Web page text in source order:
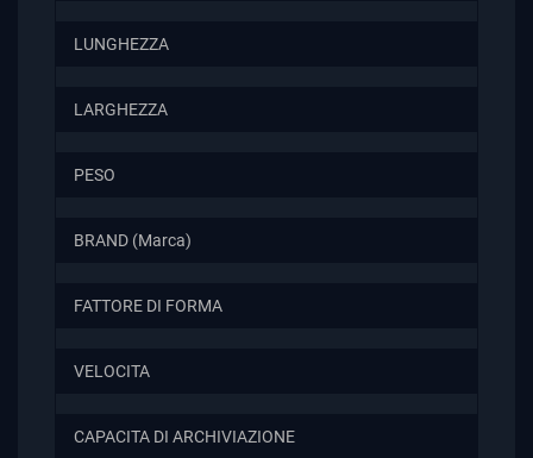
LUNGHEZZA
LARGHEZZA
PESO
BRAND (Marca)
FATTORE DI FORMA
VELOCITA
CAPACITA DI ARCHIVIAZIONE